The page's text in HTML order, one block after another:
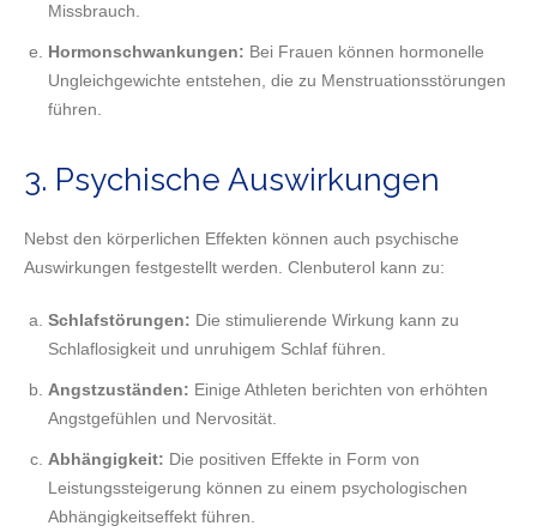
Missbrauch.
Hormonschwankungen: Bei Frauen können hormonelle
Ungleichgewichte entstehen, die zu Menstruationsstörungen
führen.
3. Psychische Auswirkungen
Nebst den körperlichen Effekten können auch psychische
Auswirkungen festgestellt werden. Clenbuterol kann zu:
Schlafstörungen: Die stimulierende Wirkung kann zu
Schlaflosigkeit und unruhigem Schlaf führen.
Angstzuständen: Einige Athleten berichten von erhöhten
Angstgefühlen und Nervosität.
Abhängigkeit: Die positiven Effekte in Form von
Leistungssteigerung können zu einem psychologischen
Abhängigkeitseffekt führen.